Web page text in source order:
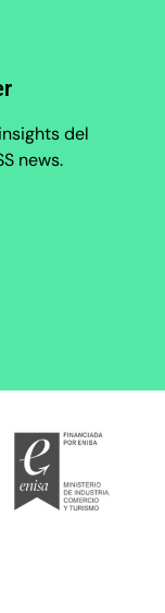
del
news.